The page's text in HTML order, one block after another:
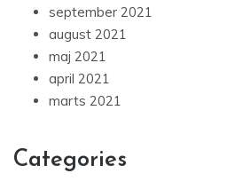
september 2021
august 2021
maj 2021
april 2021
marts 2021
Categories